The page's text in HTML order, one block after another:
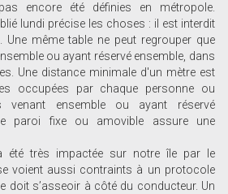
pas encore été définies en métropole.
lundi précise les choses : il est interdit
même table ne peut regrouper que
ou ayant réservé ensemble, dans
Une distance minimale d'un mètre est
occupées par chaque personne ou
venant ensemble ou ayant réservé
paroi fixe ou amovible assure une
été très impactée sur notre île par le
voient aussi contraints à un protocole
doit s’asseoir à côté du conducteur. Un